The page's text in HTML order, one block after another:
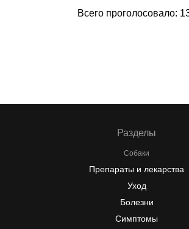
Всего проголосовало:
Разделы
Собаки
Препараты и лекарства
Уход
Болезни
Симптомы